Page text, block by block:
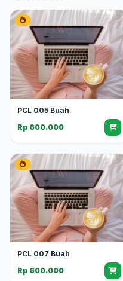
PCL 005 Buah
Rp 600.000
PCL 007 Buah
Rp 600.000